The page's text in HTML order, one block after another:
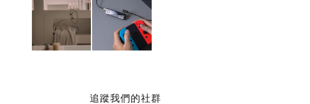
追蹤我們的社群